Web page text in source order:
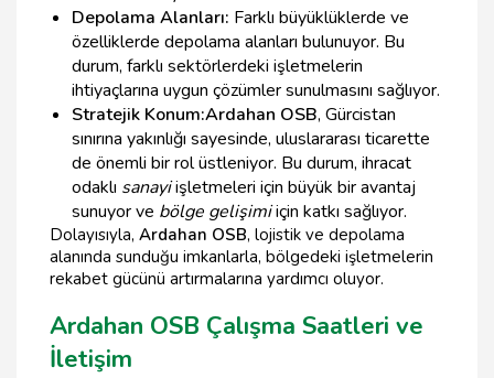
Depolama Alanları: Farklı büyüklüklerde ve
özelliklerde depolama alanları bulunuyor. Bu
durum, farklı sektörlerdeki işletmelerin
ihtiyaçlarına uygun çözümler sunulmasını sağlıyor.
Stratejik Konum:Ardahan OSB, Gürcistan
sınırına yakınlığı sayesinde, uluslararası ticarette
de önemli bir rol üstleniyor. Bu durum, ihracat
odaklı sanayiişletmeleri için büyük bir avantaj
sunuyor ve bölge gelişimiiçin katkı sağlıyor.
Dolayısıyla, Ardahan OSB, lojistik ve depolama
alanında sunduğu imkanlarla, bölgedeki işletmelerin
rekabet gücünü artırmalarına yardımcı oluyor.
Ardahan OSB Çalışma Saatleri ve
İletişim